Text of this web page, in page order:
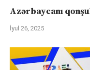
Azərbaycanı
İyul 26, 2025